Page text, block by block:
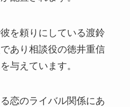
を頼りにしている渡鈴
あり相談役の徳井重信
与えています。
恋のライバル関係にあ